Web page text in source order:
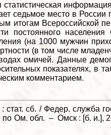
седьмое место в России
итогам Всероссийской
постоянного
(на 1000 мужчин
(в том числе
омичей. Данные
показателях, в
комментарием.
сб. / Федер. служба
по Ом. обл. – Омск : [б. и.],